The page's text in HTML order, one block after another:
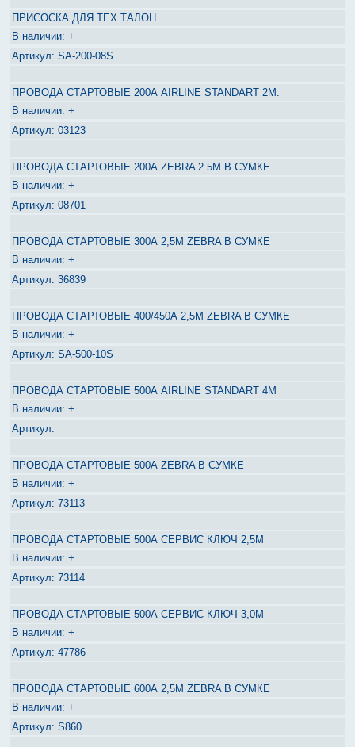
ПРИСОСКА ДЛЯ ТЕХ.ТАЛОН.
+
SA-200-08S
ПРОВОДА СТАРТОВЫЕ 200А AIRLINE STANDART 2М.
+
03123
ПРОВОДА СТАРТОВЫЕ 200А ZEBRA 2.5М В СУМКЕ
+
08701
ПРОВОДА СТАРТОВЫЕ 300А 2,5М ZEBRA В СУМКЕ
+
36839
ПРОВОДА СТАРТОВЫЕ 400/450А 2,5М ZEBRA В СУМКЕ
+
SA-500-10S
ПРОВОДА СТАРТОВЫЕ 500А AIRLINE STANDART 4M
+
ПРОВОДА СТАРТОВЫЕ 500А ZEBRA В СУМКЕ
+
73113
ПРОВОДА СТАРТОВЫЕ 500А СЕРВИС КЛЮЧ 2,5М
+
73114
ПРОВОДА СТАРТОВЫЕ 500А СЕРВИС КЛЮЧ 3,0М
+
47786
ПРОВОДА СТАРТОВЫЕ 600А 2,5М ZEBRA В СУМКЕ
+
S860